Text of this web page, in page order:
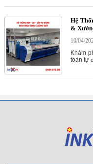
Hệ
&
10/04/
Khám
toàn tự